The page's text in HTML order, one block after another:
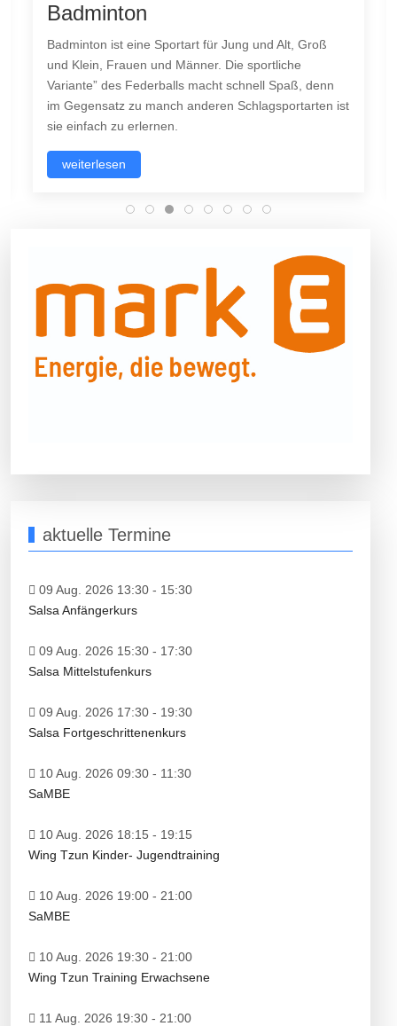
Badminton
Badminton ist eine Sportart für Jung und Alt, Groß
und Klein, Frauen und Männer. Die sportliche
Variante” des Federballs macht schnell Spaß, denn
im Gegensatz zu manch anderen Schlagsportarten ist
sie einfach zu erlernen.
weiterlesen
aktuelle Termine
09 Aug. 2026 13:30 - 15:30
Salsa Anfängerkurs
09 Aug. 2026 15:30 - 17:30
Salsa Mittelstufenkurs
09 Aug. 2026 17:30 - 19:30
Salsa Fortgeschrittenenkurs
10 Aug. 2026 09:30 - 11:30
SaMBE
10 Aug. 2026 18:15 - 19:15
Wing Tzun Kinder- Jugendtraining
10 Aug. 2026 19:00 - 21:00
SaMBE
10 Aug. 2026 19:30 - 21:00
Wing Tzun Training Erwachsene
11 Aug. 2026 19:30 - 21:00